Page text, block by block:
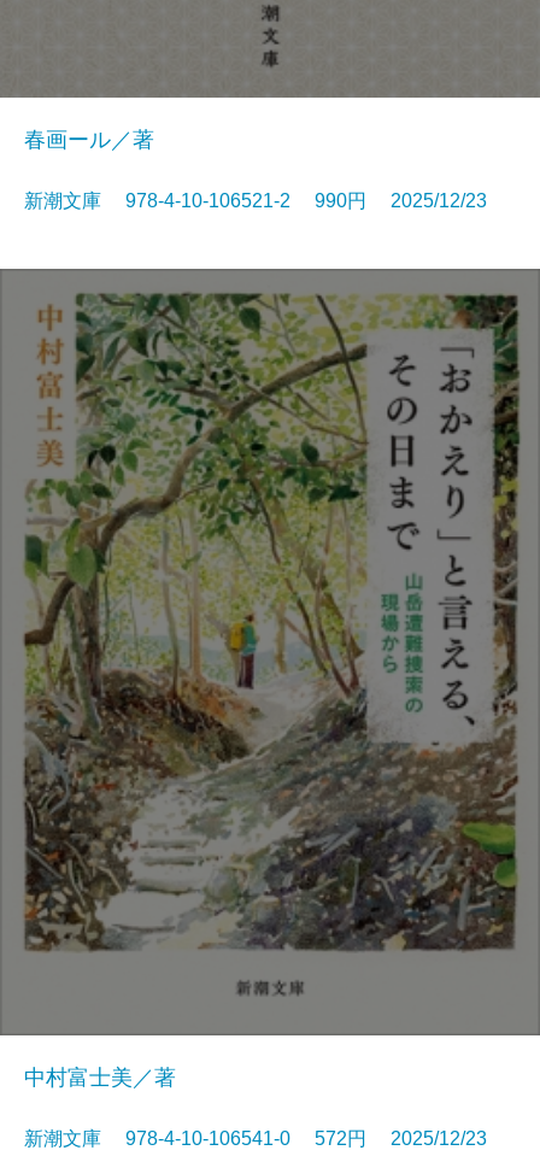
春画ール／著
新潮文庫 978-4-10-106521-2 990円 2025/12/23
中村富士美／著
新潮文庫 978-4-10-106541-0 572円 2025/12/23